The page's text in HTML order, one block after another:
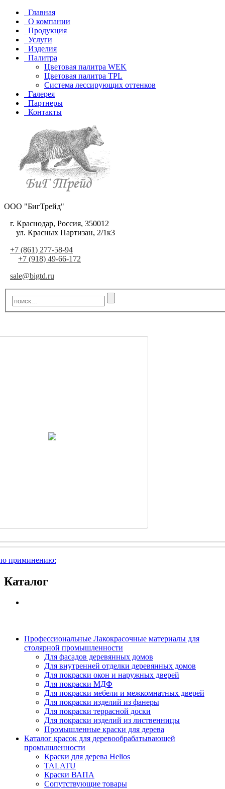
Главная
О компании
Продукция
Услуги
Изделия
Палитра
Цветовая палитра WEK
Цветовая палитра TPL
Система лессирующих оттенков
Галерея
Партнеры
Контакты
ООО "БигТрейд"
г. Краснодар, Россия, 350012
ул. Красных Партизан, 2/1к3
+7 (861) 277-58-94
+7 (918) 49-66-172
sale@bigtd.ru
приминению:
Каталог
Профессиональные Лакокрасочные материалы для
столярной промышленности
Для фасадов деревянных домов
Для внутренней отделки деревянных домов
Для покраски окон и наружных дверей
Для покраски МДФ
Для покраски мебели и межкомнатных дверей
Для покраски изделий из фанеры
Для покраски террасной доски
Для покраски изделий из лиственницы
Промышленные краски для дерева
Каталог красок для деревообрабатывающей
промышленности
Краски для дерева Helios
TALATU
Краски ВАПА
Сопутствующие товары